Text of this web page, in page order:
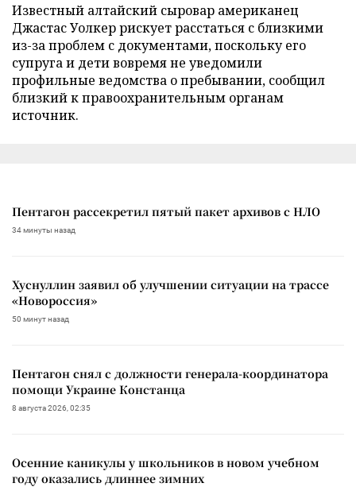
Известный алтайский сыровар американец
Джастас Уолкер рискует расстаться с близкими
из-за проблем с документами, поскольку его
супруга и дети вовремя не уведомили
профильные ведомства о пребывании, сообщил
близкий к правоохранительным органам
источник.
Пентагон рассекретил пятый пакет архивов с НЛО
34 минуты назад
Хуснуллин заявил об улучшении ситуации на трассе
«Новороссия»
50 минут назад
Пентагон снял с должности генерала-координатора
помощи Украине Констанца
8 августа 2026, 02:35
Осенние каникулы у школьников в новом учебном
году оказались длиннее зимних